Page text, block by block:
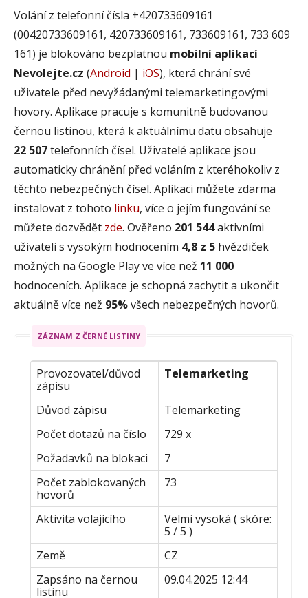
Volání z telefonní čísla +420733609161
(00420733609161, 420733609161, 733609161, 733 609
161) je blokováno bezplatnou mobilní aplikací
Nevolejte.cz (Android | iOS), která chrání své
uživatele před nevyžádanými telemarketingovými
hovory. Aplikace pracuje s komunitně budovanou
černou listinou, která k aktuálnímu datu obsahuje
22 507telefonních čísel. Uživatelé aplikace jsou
automaticky chránění před voláním z kteréhokoliv z
těchto nebezpečných čísel. Aplikaci můžete zdarma
instalovat z tohoto linku, více o jejím fungování se
můžete dozvědět zde. Ověřeno 201 544aktivními
uživateli s vysokým hodnocením 4,8 z 5 hvězdiček
možných na Google Play ve více než 11 000
hodnoceních. Aplikace je schopná zachytit a ukončit
aktuálně více než 95%všech nebezpečných hovorů.
ZÁZNAM Z ČERNÉ LISTINY
Provozovatel/důvod
zápisu
Telemarketing
Důvod zápisu
Telemarketing
Počet dotazů na číslo
729 x
Požadavků na blokaci
7
Počet zablokovaných
hovorů
73
Aktivita volajícího
Velmi vysoká ( skóre:
5 / 5 )
Země
CZ
Zapsáno na černou
listinu
09.04.2025 12:44